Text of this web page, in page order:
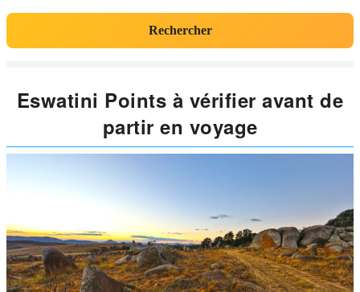
Rechercher
Eswatini Points à vérifier avant de
partir en voyage